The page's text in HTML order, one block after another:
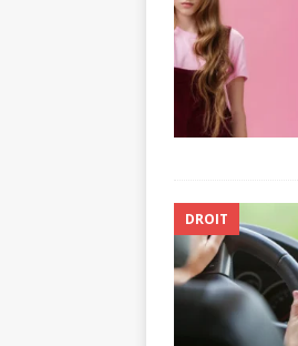
DROIT